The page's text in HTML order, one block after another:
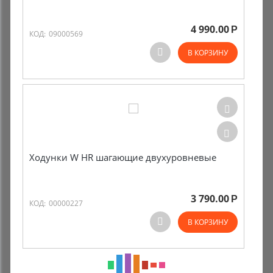
КОД: 09000569 4 990.00 Р
В КОРЗИНУ
Ходунки W HR шагающие двухуровневые
КОД: 00000227 3 790.00 Р
В КОРЗИНУ